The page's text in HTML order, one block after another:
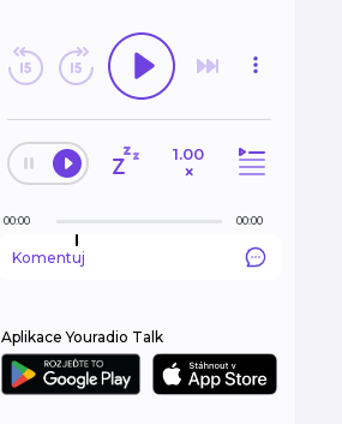
1.00
×
00:00 00:00
Komentuj
Aplikace Youradio Talk